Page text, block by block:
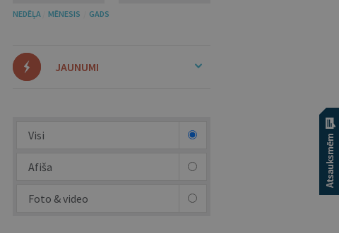
NEDĒĻA MĒNESIS GADS
JAUNUMI
Visi
Afiša
Foto & video